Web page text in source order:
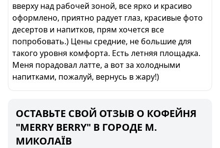
вверху над рабочей зоной, все ярко и красиво
оформлено, приятно радует глаз, красивые фото
десертов и напитков, прям хочется все
попробовать.) Цены средние, не большие для
такого уровня комфорта. Есть летняя площадка.
Меня порадовал латте, а вот за холодными
напитками, пожалуй, вернусь в жару!)
ОСТАВЬТЕ СВОЙ ОТЗЫВ О КОФЕЙНЯ
"MERRY BERRY" В ГОРОДЕ М.
МИКОЛАЇВ